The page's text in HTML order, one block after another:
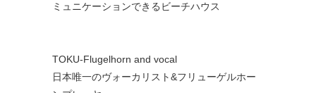
ミュニケーションできるビーチハウス
TOKU-Flugelhorn and vocal
日本唯一のヴォーカリスト&フリューゲルホー